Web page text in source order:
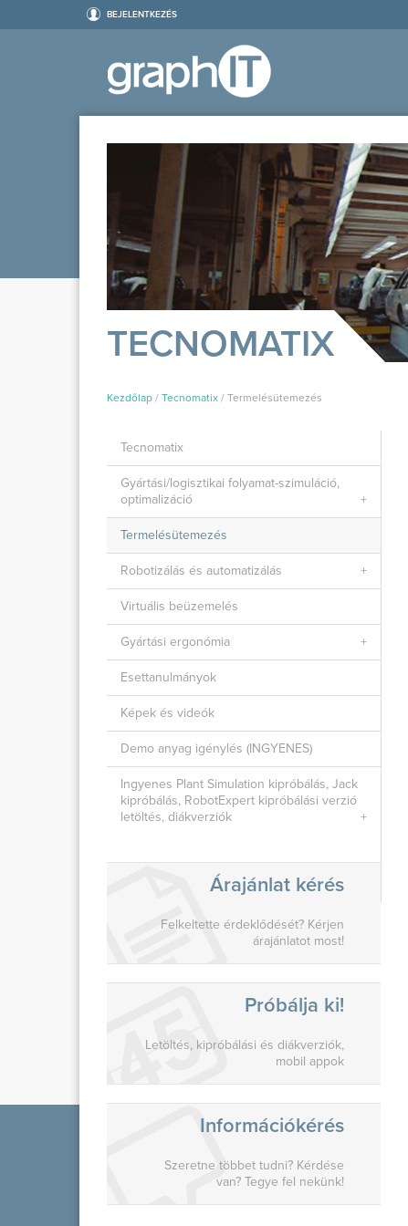
BEJELENTKEZÉS
TECNOMATIX
Kezdőlap / Tecnomatix / Termelésütemezés
Tecnomatix
Gyártási/logisztikai folyamat-szimuláció,
optimalizáció
Termelésütemezés
Robotizálás és automatizálás
Virtuális beüzemelés
Gyártási ergonómia
Esettanulmányok
Képek és videók
Demo anyag igénylés (INGYENES)
Ingyenes Plant Simulation kipróbálás, Jack
kipróbálás, RobotExpert kipróbálási verzió
letöltés, diákverziók
Árajánlat kérés
Felkeltette érdeklődését? Kérjen
árajánlatot most!
Próbálja ki!
Letöltés, kipróbálási és diákverziók,
mobil appok
Információkérés
Szeretne többet tudni? Kérdése
van? Tegye fel nekünk!